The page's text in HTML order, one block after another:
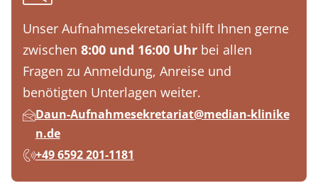
Unser Aufnahmesekretariat hilft Ihnen gerne
zwischen 8:00 und 16:00 Uhr bei allen
Fragen zu Anmeldung, Anreise und
benötigten Unterlagen weiter.
Daun-Aufnahmesekretariat@median-klinike
n.de
+49 6592 201-1181